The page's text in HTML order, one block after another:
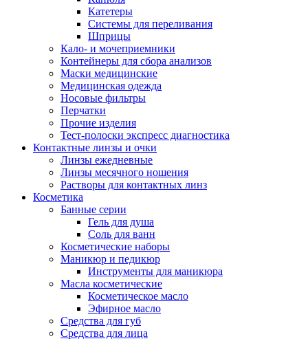
Катетеры
Системы для переливания
Шприцы
Кало- и мочеприемники
Контейнеры для сбора анализов
Маски медицинские
Медицинская одежда
Носовые фильтры
Перчатки
Прочие изделия
Тест-полоски экспресс диагностика
Контактные линзы и очки
Линзы ежедневные
Линзы месячного ношения
Растворы для контактных линз
Косметика
Банные серии
Гель для душа
Соль для ванн
Косметические наборы
Маникюр и педикюр
Инструменты для маникюра
Масла косметические
Косметическое масло
Эфирное масло
Средства для губ
Средства для лица